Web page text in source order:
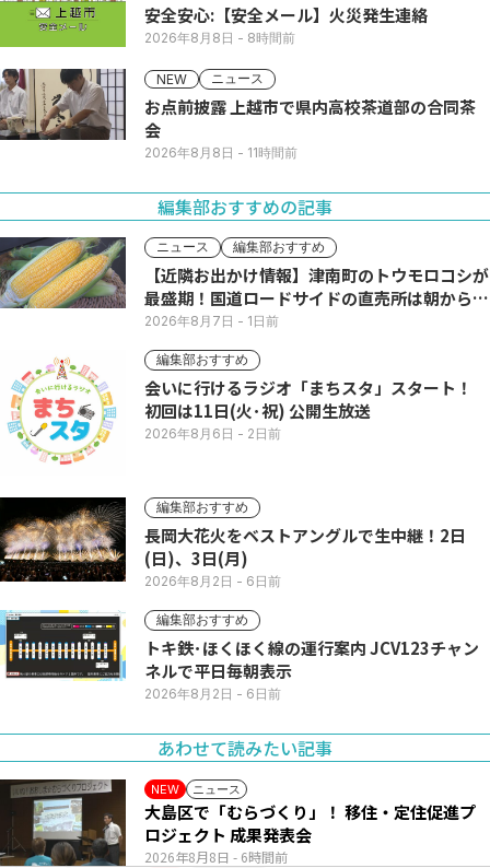
安全安心:【安全メール】火災発生連絡
2026年8月8日 - 8時間前
NEW ニュース
お点前披露 上越市で県内高校茶道部の合同茶
会
2026年8月8日 - 11時間前
編集部おすすめの記事
ニュース 編集部おすすめ
【近隣お出かけ情報】津南町のトウモロコシが
最盛期！国道ロードサイドの直売所は朝から長
い列
2026年8月7日 - 1日前
編集部おすすめ
会いに行けるラジオ「まちスタ」スタート！
初回は11日(火･祝) 公開生放送
2026年8月6日 - 2日前
編集部おすすめ
長岡大花火をベストアングルで生中継！2日
(日)、3日(月)
2026年8月2日 - 6日前
編集部おすすめ
トキ鉄･ほくほく線の運行案内 JCV123チャン
ネルで平日毎朝表示
2026年8月2日 - 6日前
あわせて読みたい記事
NEW ニュース
2026年8月8日 - 6時間前
大島区で「むらづくり」！ 移住・定住促進プ
ロジェクト 成果発表会